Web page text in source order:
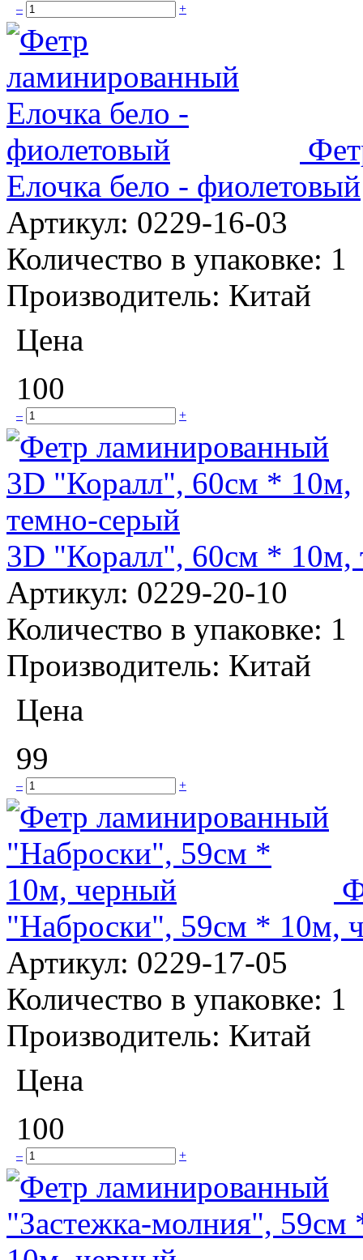
– +
Елочка бело - фиолетовый
Артикул: 0229-16-03
Количество в упаковке: 1
Производитель: Китай
Цена
100
– +
3D "Коралл", 60см * 10м,
Артикул: 0229-20-10
Количество в упаковке: 1
Производитель: Китай
Цена
99
– +
"Наброски", 59см * 10м,
Артикул: 0229-17-05
Количество в упаковке: 1
Производитель: Китай
Цена
100
– +